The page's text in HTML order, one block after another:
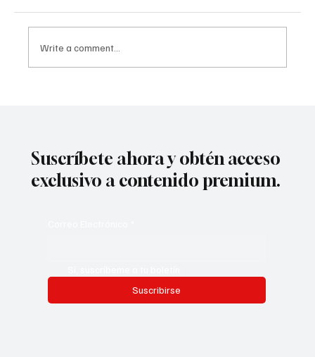
Write a comment...
Suscríbete ahora y obtén acceso
exclusivo a contenido premium.
Suscribirse